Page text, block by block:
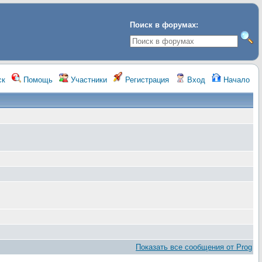
Поиск в форумах:
Помощь Участники Регистрация Вход Начало
Показать все сообщения от Prog